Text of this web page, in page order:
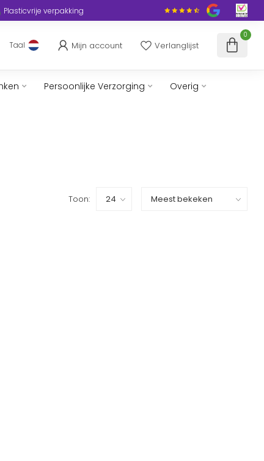
Plasticvrije verpakking
Taal Mijn account Verlanglijst
0
Persoonlijke Verzorging Overig
Toon: